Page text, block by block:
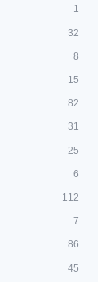
1
32
8
15
82
31
25
6
112
7
86
45